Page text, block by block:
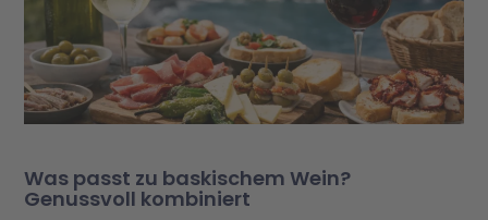
Was passt zu baskischem Wein?
Genussvoll kombiniert